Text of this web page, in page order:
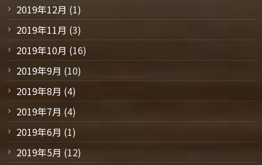
2019年12月 (1)
2019年11月 (3)
2019年10月 (16)
2019年9月 (10)
2019年8月 (4)
2019年7月 (4)
2019年6月 (1)
2019年5月 (12)